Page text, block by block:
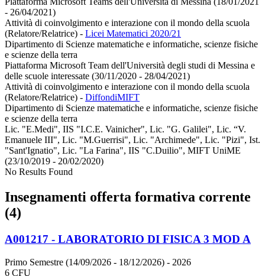
- 26/04/2021)
Attività di coinvolgimento e interazione con il mondo della scuola
(Relatore/Relatrice) - Licei Matematici 2020/21
Dipartimento di Scienze matematiche e informatiche, scienze fisiche
e scienze della terra
Piattaforma Microsoft Team dell'Università degli studi di Messina e
delle scuole interessate (30/11/2020 - 28/04/2021)
Attività di coinvolgimento e interazione con il mondo della scuola
(Relatore/Relatrice) - DiffondiMIFT
Dipartimento di Scienze matematiche e informatiche, scienze fisiche
e scienze della terra
Lic. "E.Medi", IIS "I.C.E. Vainicher", Lic. "G. Galilei", Lic. “V.
Emanuele III", Lic. "M.Guerrisi", Lic. "Archimede", Lic. "Pizi", Ist.
"Sant'Ignatio", Lic. "La Farina", IIS "C.Duilio", MIFT UniME
(23/10/2019 - 20/02/2020)
No Results Found
Insegnamenti offerta formativa corrente
(4)
A001217 - LABORATORIO DI FISICA 3 MOD A
Primo Semestre (14/09/2026 - 18/12/2026) - 2026
6 CFU